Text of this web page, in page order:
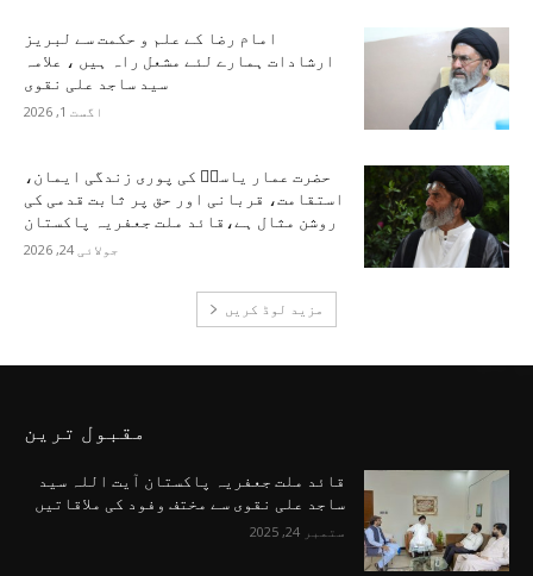
امام رضا کے علم و حکمت سے لبریز
ارشادات ہمارے لئے مشعل راہ ہیں ، علامہ
سید ساجد علی نقوی
اگست 1, 2026
حضرت عمار یاسرؑ کی پوری زندگی ایمان،
استقامت، قربانی اور حق پر ثابت قدمی کی
روشن مثال ہے،قائد ملت جعفریہ پاکستان
جولائی 24, 2026
مزید لوڈ کریں
مقبول ترین
قائد ملت جعفریہ پاکستان آیت اللہ سید
ساجد علی نقوی سے مختف وفود کی ملاقاتیں
ستمبر 24, 2025